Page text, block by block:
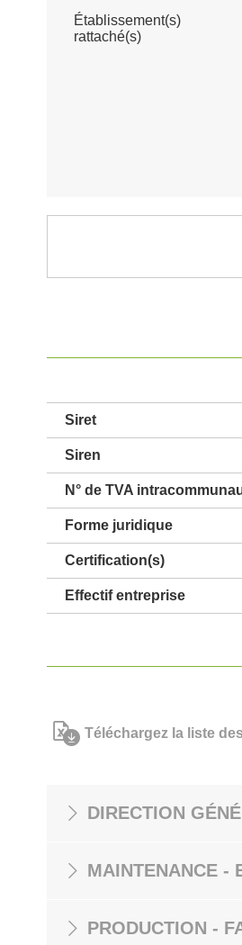
Établissement(s)
rattaché(s)
Siret
Siren
N° de TVA
Forme juridique
Certification(s)
Effectif entreprise
Téléchargez la liste
DIRECTION
MAINTENANCE -
PRODUCTION -